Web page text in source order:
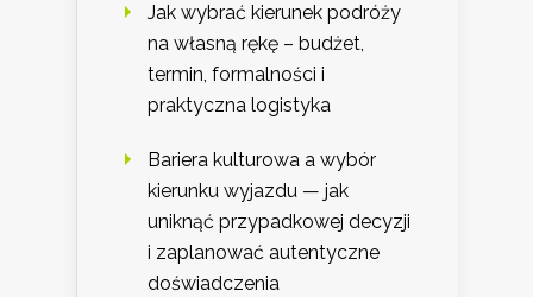
Jak wybrać kierunek podróży
na własną rękę – budżet,
termin, formalności i
praktyczna logistyka
Bariera kulturowa a wybór
kierunku wyjazdu — jak
uniknąć przypadkowej decyzji
i zaplanować autentyczne
doświadczenia